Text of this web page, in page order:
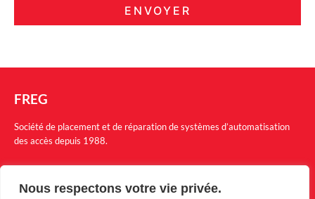
Nous respectons votre vie privée.
ENVOYER
FREG
Société de placement et de réparation de systèmes d’automatisation
des accès depuis 1988.